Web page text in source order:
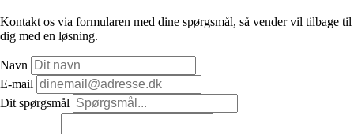
Kontakt os via formularen med dine spørgsmål, så vender vil tilbage til
dig med en løsning.
Navn
E-mail
Dit spørgsmål